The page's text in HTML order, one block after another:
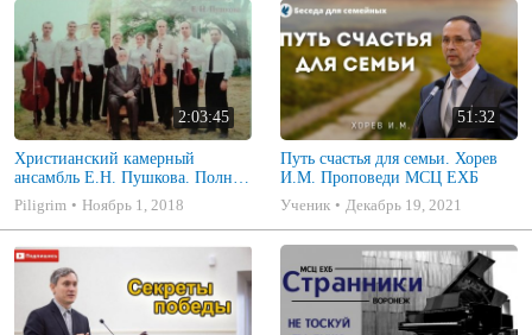
2:03:45
Христианский камерный
ансамбль Е.Н. Пушкова. Полное
собрание
Piligrim Ноябрь 1, 2018
51:32
Путь счастья для семьи. Хорев
И.М. Проповеди МСЦ ЕХБ
Ученик
Декабрь 19, 2021